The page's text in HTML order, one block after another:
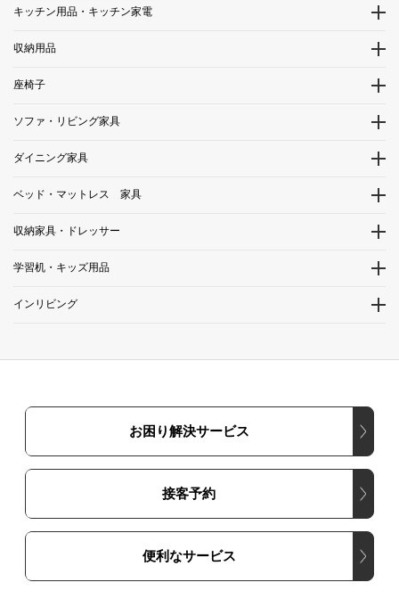
キッチン用品・キッチン家電
収納用品
座椅子
ソファ・リビング家具
ダイニング家具
ベッド・マットレス 家具
収納家具・ドレッサー
学習机・キッズ用品
インリビング
お困り解決サービス
接客予約
便利なサービス